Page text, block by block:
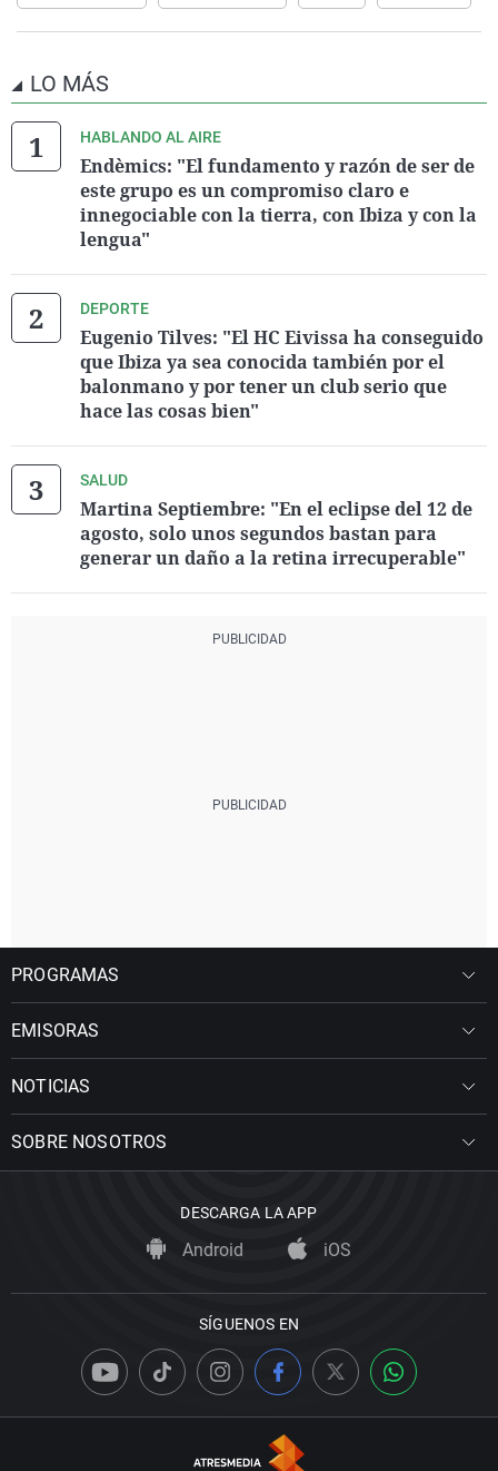
LO MÁS
HABLANDO AL AIRE
Endèmics: "El fundamento y razón de ser de
este grupo es un compromiso claro e
innegociable con la tierra, con Ibiza y con la
lengua"
DEPORTE
Eugenio Tilves: "El HC Eivissa ha conseguido
que Ibiza ya sea conocida también por el
balonmano y por tener un club serio que
hace las cosas bien"
SALUD
Martina Septiembre: "En el eclipse del 12 de
agosto, solo unos segundos bastan para
generar un daño a la retina irrecuperable"
PROGRAMAS
EMISORAS
NOTICIAS
SOBRE NOSOTROS
DESCARGA LA APP
Android iOS
SÍGUENOS EN